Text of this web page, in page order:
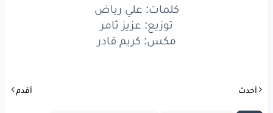
كلمات: علي رياض
توزيع: عزيز ثامر
مكس: كريم قادر
أحدث أقدم